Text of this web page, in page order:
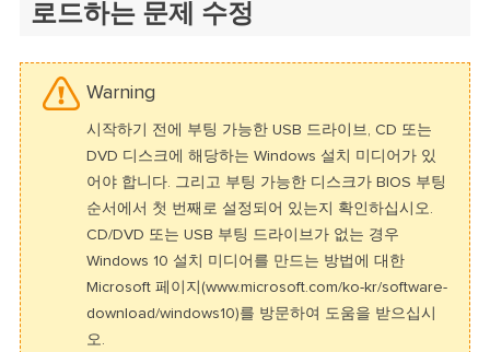
로드하는 문제 수정
Warning
시작하기 전에 부팅 가능한 USB 드라이브, CD 또는
DVD 디스크에 해당하는 Windows 설치 미디어가 있
어야 합니다. 그리고 부팅 가능한 디스크가 BIOS 부팅
순서에서 첫 번째로 설정되어 있는지 확인하십시오.
CD/DVD 또는 USB 부팅 드라이브가 없는 경우
Windows 10 설치 미디어를 만드는 방법에 대한
Microsoft 페이지(www.microsoft.com/ko-kr/software-
download/windows10)를 방문하여 도움을 받으십시
오.